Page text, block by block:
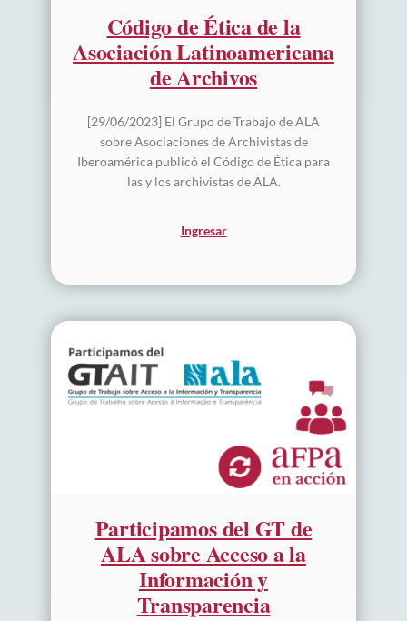
Código de Ética de la
Asociación Latinoamericana
de Archivos
[29/06/2023] El Grupo de Trabajo de ALA
sobre Asociaciones de Archivistas de
Iberoamérica publicó el Código de Ética para
las y los archivistas de ALA.
Ingresar
Participamos del GT de
ALA sobre Acceso a la
Información y
Transparencia